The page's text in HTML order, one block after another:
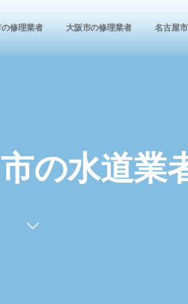
の修理業者 大阪市の修理業者 名古屋
の水道業